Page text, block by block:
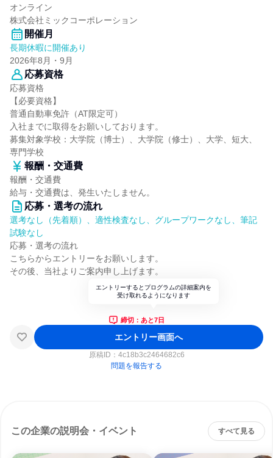
オンライン
株式会社ミックコーポレーション
開催月
長期休暇に開催あり
2026年8月・9月
応募資格
応募資格
【必要資格】
普通自動車免許（AT限定可）
入社までに取得をお願いしております。
募集対象学校：大学院（博士）、大学院（修士）、大学、短大、
専門学校
報酬・交通費
報酬・交通費
給与・交通費は、発生いたしません。
応募・選考の流れ
選考なし（先着順）、適性検査なし、グループワークなし、筆記
試験なし
応募・選考の流れ
こちらからエントリーをお願いします。
その後、当社よりご案内申し上げます。
エントリーするとプログラムの詳細案内を
受け取れるようになります
締切：あと7日
エントリー画面へ
原稿ID： 4c18b3c2464682c6
問題を報告する
この企業の説明会・イベント すべて見る